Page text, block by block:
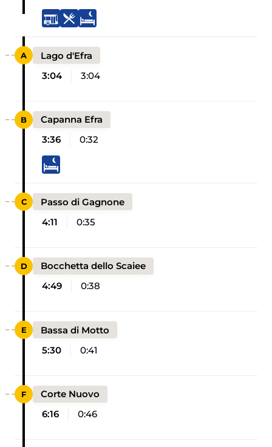
Lago d'Efra
3:04
3:04
Capanna Efra
3:36
0:32
Passo di Gagnone
4:11
0:35
Bocchetta dello Scaiee
4:49
0:38
Bassa di Motto
5:30
0:41
Corte Nuovo
6:16
0:46